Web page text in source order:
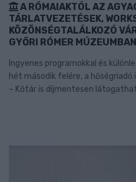
A RÓMAIAKTÓL AZ
TÁRLATVEZETÉSEK,
KÖZÖNSÉGTALÁLKOZÓ
GYŐRI RÓMER MÚZEUMBAN
Ingyenes programokkal és
hét második felére, a
– Kőtár is díjmentesen